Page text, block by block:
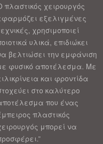
πλαστικός χειρουργός
εξελιγμένες
χρησιμοποιεί
υλικά, επιδιώκει
βελτιώσει την εμφάνιση
φυσικό αποτέλεσμα. Με
και φροντίδα
στο καλύτερο
που ένας
πλαστικός
μπορεί να